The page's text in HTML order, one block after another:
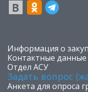
​Информация о
Контактные данные
Отдел АСУ
Задать вопрос
Анкета для опроса